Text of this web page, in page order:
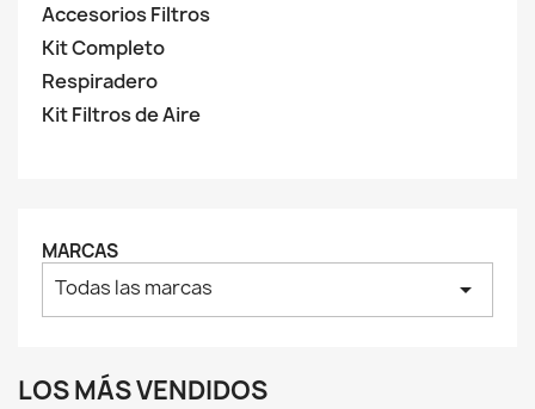
Accesorios Filtros
Kit Completo
Respiradero
Kit Filtros de Aire
MARCAS
Todas las marcas arrow_drop_down
LOS MÁS VENDIDOS